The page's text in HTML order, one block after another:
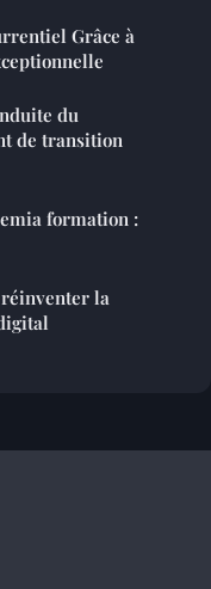
Grâce à
du
de transition
formation :
la